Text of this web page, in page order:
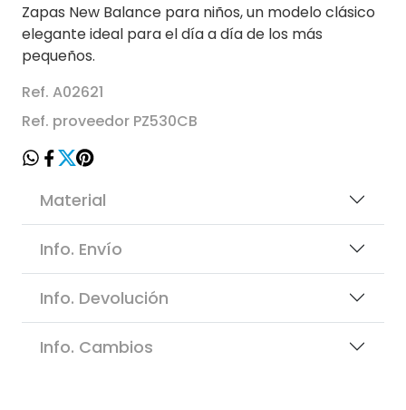
Zapas New Balance para niños, un modelo clásico
elegante ideal para el día a día de los más
pequeños.
Ref. A02621
Ref. proveedor PZ530CB
Material
Info. Envío
Info. Devolución
Info. Cambios